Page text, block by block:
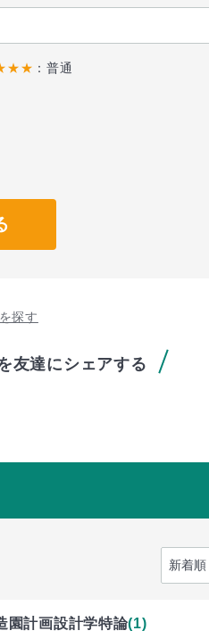
：普通
探す
友達にシェアする
園計画設計学特論(1)